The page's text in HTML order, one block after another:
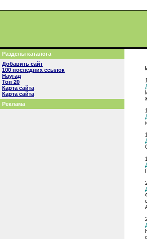
Разделы каталога
Добавить сайт
100 последних ссылок
Наугад
Топ 20
Карта сайта
Карта сайта
Реклама